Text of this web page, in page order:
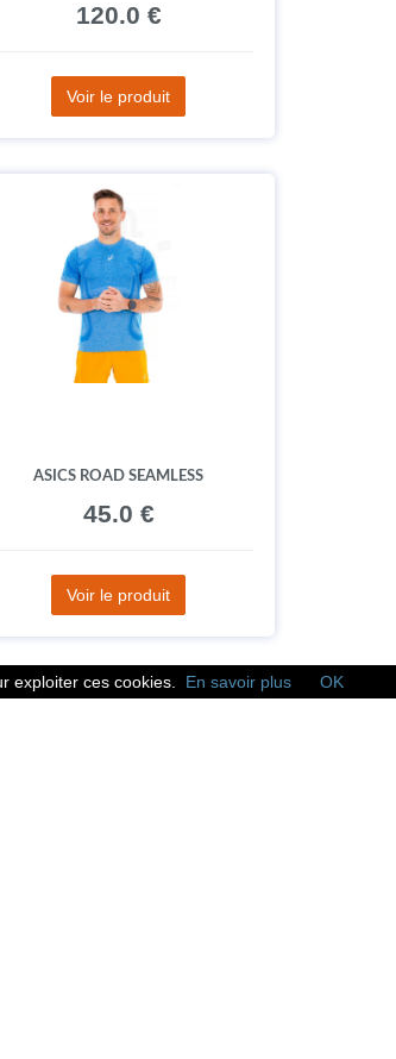
120.0 €
Voir le produit
ASICS ROAD SEAMLESS
45.0 €
Voir le produit
exploiter ces cookies. En savoir plus OK